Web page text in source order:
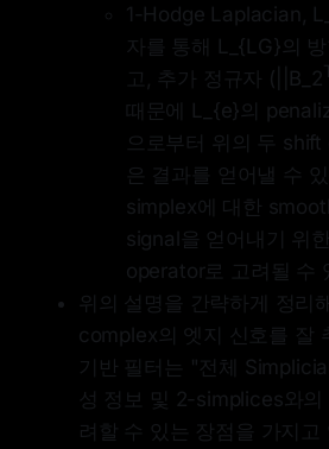
1-Hodge Laplacian,
자를 통해 L_{LG}의
고, 추가 정규자 (||B_2 T
때문에 L_{e}의
으로부터 위의 두
은 결과를 얻어낼 수
simplex에 대한
signal을 얻어내기 위
operator로 고려될 수
위의 설명을 간략하게 정리
complex의 엣지 신호를 잘
기반 필터는 "전체
성 정보 및 2-simplices와의
려할 수 있는 장점을 가지